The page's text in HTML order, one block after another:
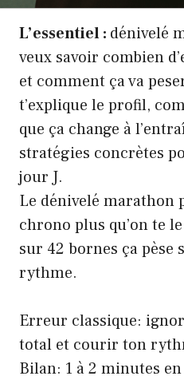
L’essentiel : dénivelé
veux savoir combien
et comment ça va
t’explique le profil,
que ça change à
stratégies concrètes
jour J.
Le dénivelé marathon
chrono plus qu’on te
sur 42 bornes ça pèse
rythme.
Erreur classique:
total et courir ton
Bilan: 1 à 2 minutes